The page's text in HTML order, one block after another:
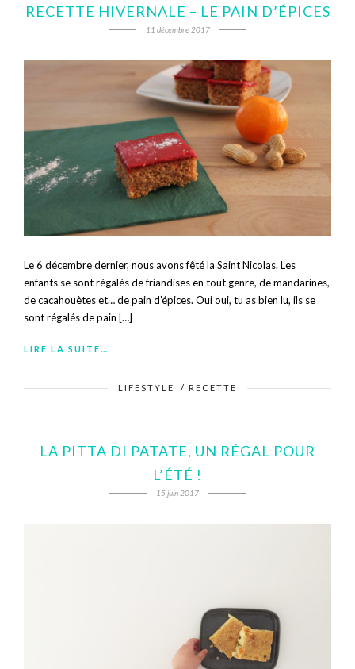
RECETTE HIVERNALE – LE PAIN D’ÉPICES
11 décembre 2017
Le 6 décembre dernier, nous avons fêté la Saint Nicolas. Les
enfants se sont régalés de friandises en tout genre, de mandarines,
de cacahouètes et… de pain d’épices. Oui oui, tu as bien lu, ils se
sont régalés de pain […]
LIRE LA SUITE…
LIFESTYLE / RECETTE
LA PITTA DI PATATE, UN RÉGAL POUR
L’ÉTÉ !
15 juin 2017